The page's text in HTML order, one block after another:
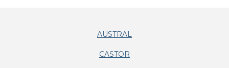
AUSTRAL
CASTOR